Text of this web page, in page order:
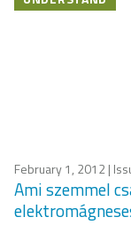
February 1, 2012|
Ami szemmel